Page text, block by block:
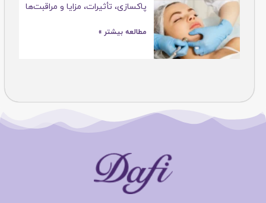
پاکسازی، تأثیرات، مزایا و مراقبت‌ها
مطالعه بیشتر »